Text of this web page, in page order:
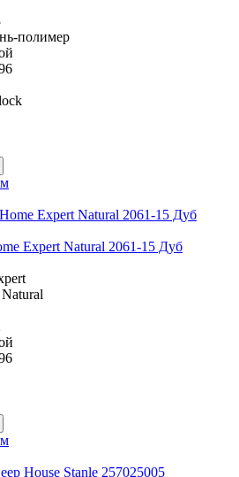
полимер
Expert Natural 2061-15 Дуб